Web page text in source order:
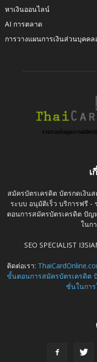
หาเงินออนไลน์
AI การตลาด
การวางแผนการเงินส่วนบุคค
เ
สมัครบัตรเครดิต บัตรกดเงิน
ระบบ อนุมัติเร็ว บริการฟรี
ตอนการสมัครบัตรเครดิต ปัญ
ในก
SEO SPECIALIST
ติดต่อเรา:
ขั้นตอนการสมัครบัตรเครดิต
ชั่นในกา